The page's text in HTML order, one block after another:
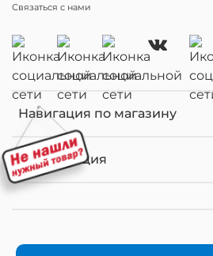
Навигация по магазину
Информация
Связаться с нами